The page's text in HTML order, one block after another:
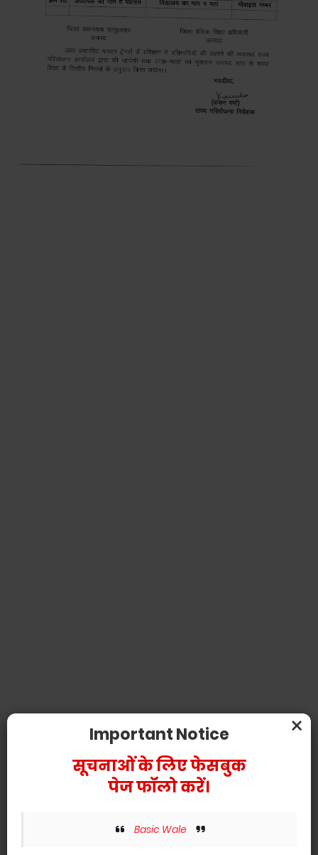
×
Important Notice
सूचनाओं के लिए फेसबुक
पेज फॉलो करें।
Basic Wale